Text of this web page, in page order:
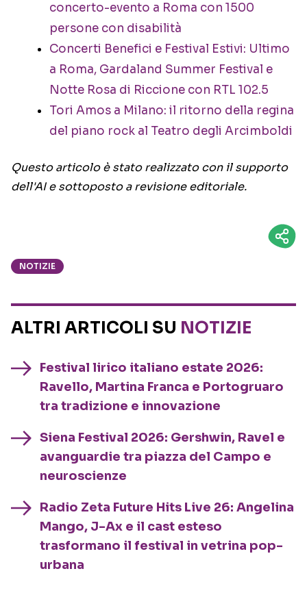
concerto-evento a Roma con 1500
persone con disabilità
Concerti Benefici e Festival Estivi: Ultimo
a Roma, Gardaland Summer Festival e
Notte Rosa di Riccione con RTL 102.5
Tori Amos a Milano: il ritorno della regina
del piano rock al Teatro degli Arcimboldi
Questo articolo è stato realizzato con il supporto
dell'AI e sottoposto a revisione editoriale.
NOTIZIE
ALTRI ARTICOLI SU NOTIZIE
Festival lirico italiano estate 2026:
Ravello, Martina Franca e Portogruaro
tra tradizione e innovazione
Siena Festival 2026: Gershwin, Ravel e
avanguardie tra piazza del Campo e
neuroscienze
Radio Zeta Future Hits Live 26: Angelina
Mango, J-Ax e il cast esteso
trasformano il festival in vetrina pop-
urbana